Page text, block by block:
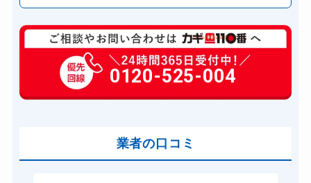
玄関カギ修理 6,600円～(税込)
玄関カギ交換 14,300円～(税込)
車カギ開け 13,200円～(税込)
0120-525-004
業者の口コミ